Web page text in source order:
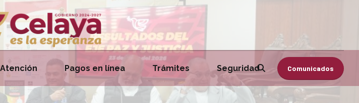
Comunicados
Atención Pagos en línea Trámites Seguridad